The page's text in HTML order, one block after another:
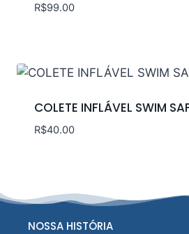
R$99.00
COLETE INFLÁVEL SWIM
R$40.00
NOSSA HISTÓRIA